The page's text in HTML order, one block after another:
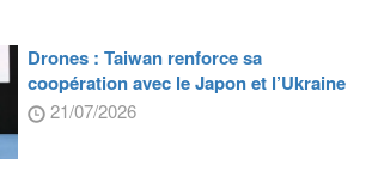
Drones : Taiwan renforce sa
coopération avec le Japon et l’Ukraine
21/07/2026